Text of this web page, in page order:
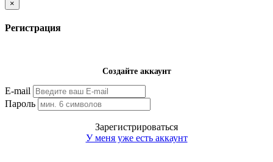
×
Регистрация
Создайте аккаунт
E-mail
Пароль
Зарегистрироваться
У меня уже есть аккаунт